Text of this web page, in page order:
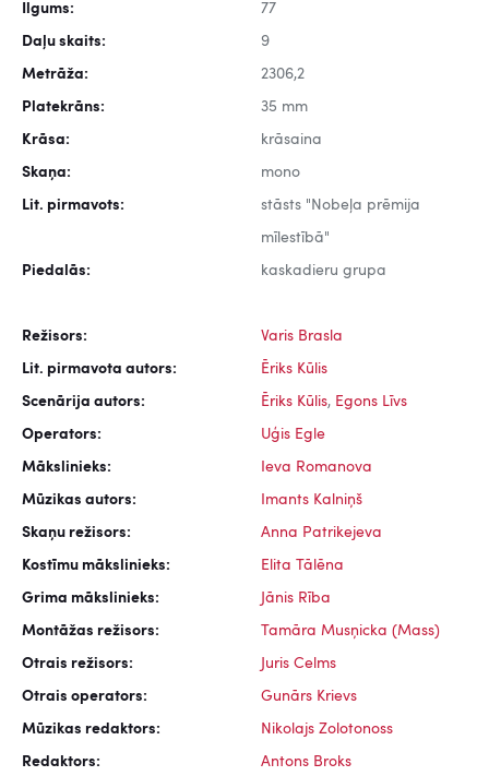
Ilgums: 77
Daļu skaits: 9
Metrāža: 2306,2
Platekrāns: 35 mm
Krāsa: krāsaina
Skaņa: mono
Lit. pirmavots: stāsts "Nobeļa prēmija
mīlestībā"
Piedalās: kaskadieru grupa
Režisors: Varis Brasla
Lit. pirmavota autors: Ēriks Kūlis
Scenārija autors: Ēriks Kūlis, Egons Līvs
Operators: Uģis Egle
Mākslinieks: Ieva Romanova
Mūzikas autors: Imants Kalniņš
Skaņu režisors: Anna Patrikejeva
Kostīmu mākslinieks: Elita Tālēna
Grima mākslinieks: Jānis Rība
Montāžas režisors: Tamāra Musņicka (Mass)
Otrais režisors: Juris Celms
Otrais operators: Gunārs Krievs
Mūzikas redaktors: Nikolajs Zolotonoss
Redaktors: Antons Broks